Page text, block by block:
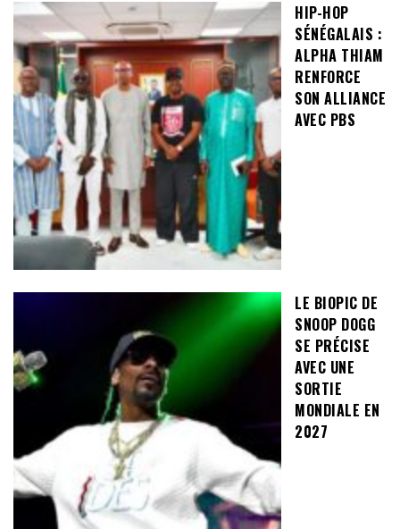
HIP-HOP
SÉNÉGALAIS :
ALPHA THIAM
RENFORCE
SON ALLIANCE
AVEC PBS
LE BIOPIC DE
SNOOP DOGG
SE PRÉCISE
AVEC UNE
SORTIE
MONDIALE EN
2027